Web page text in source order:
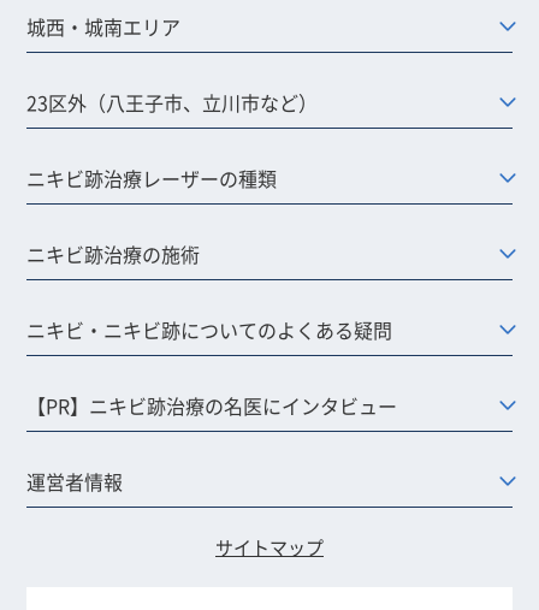
城西・城南エリア
23区外（八王子市、立川市など）
ニキビ跡治療レーザーの種類
ニキビ跡治療の施術
ニキビ・ニキビ跡についてのよくある疑問
【PR】ニキビ跡治療の名医にインタビュー
運営者情報
サイトマップ